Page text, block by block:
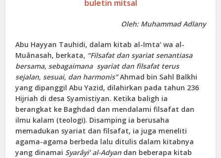
buletin mitsal
Oleh: Muhammad Adlany
Abu Hayyan Tauhidi, dalam kitab al-Imta’ wa al-
Muânasah, berkata, “Filsafat dan syariat senantiasa
bersama, sebagaimana syariat dan filsafat terus
sejalan, sesuai, dan harmonis”Ahmad bin Sahl Balkhi
yang dipanggil Abu Yazid, dilahirkan pada tahun 236
Hijriah di desa Syamistiyan. Ketika baligh ia
berangkat ke Baghdad dan mendalami filsafat dan
ilmu kalam (teologi). Disamping ia berusaha
memadukan syariat dan filsafat, ia juga meneliti
agama-agama berbeda lalu ditulis dalam kitabnya
yang dinamai Syarâyi’ al-Adyan dan beberapa kitab